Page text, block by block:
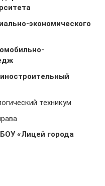
экономического
техникум
«Лицей города